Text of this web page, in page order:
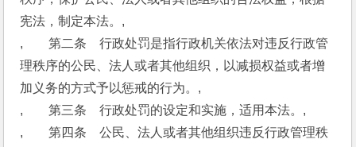
宪法，制定本法。,
,　　第二条　行政处罚是指行政机关依法对违反行政管
理秩序的公民、法人或者其他组织，以减损权益或者增
加义务的方式予以惩戒的行为。,
,　　第三条　行政处罚的设定和实施，适用本法。,
,　　第四条　公民、法人或者其他组织违反行政管理秩